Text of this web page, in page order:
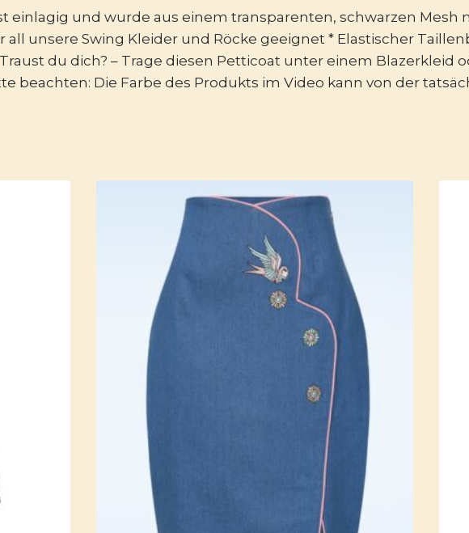
einlagig und wurde aus einem transparenten, schwarzen
unsere Swing Kleider und Röcke geeignet * Elastischer
du dich? – Trage diesen Petticoat unter einem Blazerkleid
beachten: Die Farbe des Produkts im Video kann von der